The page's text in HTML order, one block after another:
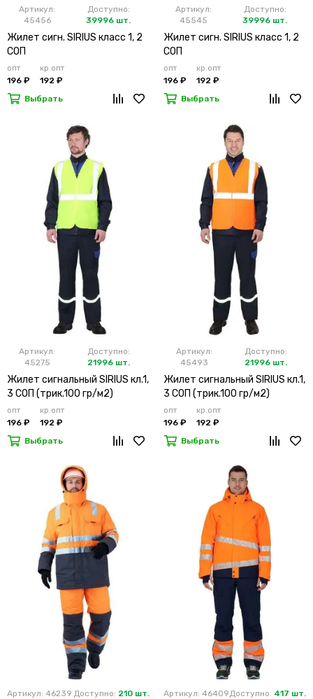
Артикул:
45456
Доступно:
39996 шт.
Жилет сигн. SIRIUS класс 1, 2
СОП
опт
196 ₽
кр.опт
192 ₽
Выбрать
Артикул:
45545
Доступно:
39996 шт.
Жилет сигн. SIRIUS класс 1, 2
СОП
опт
196 ₽
кр.опт
192 ₽
Выбрать
Артикул:
45275
Доступно:
21996 шт.
Жилет сигнальный SIRIUS кл.1,
3 СОП (трик.100 гр/м2)
лимонный
опт
196 ₽
кр.опт
192 ₽
Выбрать
Артикул:
45493
Доступно:
21996 шт.
Жилет сигнальный SIRIUS кл.1,
3 СОП (трик.100 гр/м2)
оранжевый
опт
196 ₽
кр.опт
192 ₽
Выбрать
Артикул: 46239 Доступно: 210 шт. Артикул: 46409Доступно: 417 шт.